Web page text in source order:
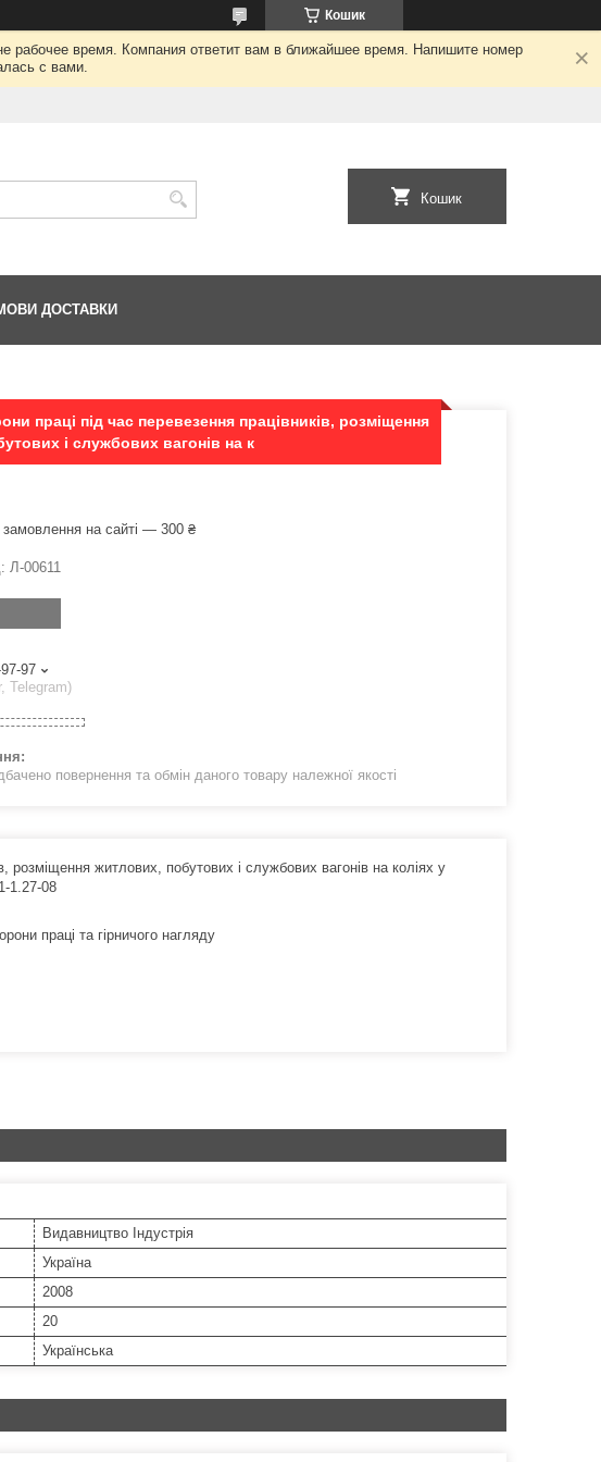
Кошик
рабочее время. Компания ответит вам в ближайшее время. Напишите номер
с вами.
Кошик
ДОСТАВКИ
праці під час перевезення працівників, розміщення
і службових вагонів на к
замовлення на сайті — 300 ₴
Л-00611
97
Telegram)
повернення та обмін даного товару належної якості
розміщення житлових, побутових і службових вагонів на коліях у
1.27-08
праці та гірничого нагляду
Видавництво Індустрія
Україна
2008
20
Українська